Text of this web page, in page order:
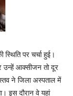
पर चर्चा हुई।
उन्हें आक्सीजन तो दूर
ने जिला अस्पताल में
इस दौरान वे यहां